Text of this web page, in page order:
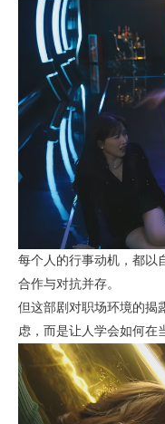
每个人的行事动机，都以
合作与对抗并存。
但这部剧对职场环境的揭
虑，而是让人学会如何在